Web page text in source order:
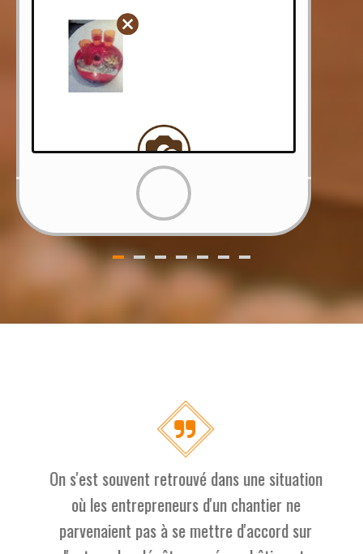
On s'est souvent retrouvé dans une situation
où les entrepreneurs d'un chantier ne
parvenaient pas à se mettre d'accord sur